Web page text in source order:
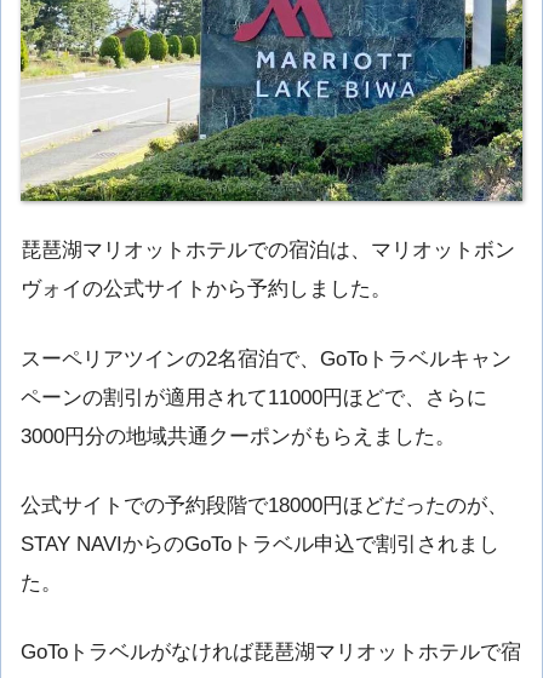
琵琶湖マリオットホテルでの宿泊は、マリオットボン
ヴォイの公式サイトから予約しました。
スーペリアツインの2名宿泊で、GoToトラベルキャン
ペーンの割引が適用されて11000円ほどで、さらに
3000円分の地域共通クーポンがもらえました。
公式サイトでの予約段階で18000円ほどだったのが、
STAY NAVIからのGoToトラベル申込で割引されまし
た。
GoToトラベルがなければ琵琶湖マリオットホテルで宿